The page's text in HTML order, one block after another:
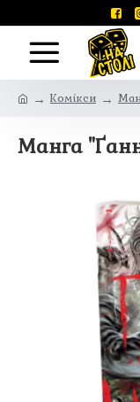
Комікси
Манга